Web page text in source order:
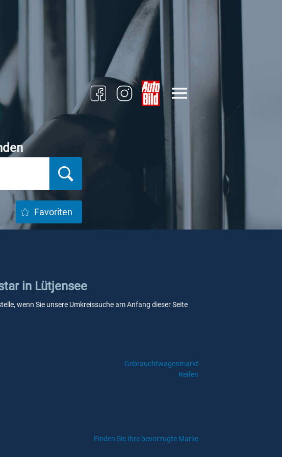
Favoriten
in Lütjensee
wenn Sie unsere Umkreissuche am Anfang dieser Seite
Gebrauchtwagenmarkt
Reifen
Finden Sie Ihre bevorzugte Marke